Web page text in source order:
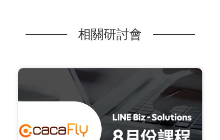
相關研討會